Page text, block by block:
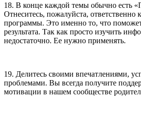
18. В конце каждой темы обычно есть
Отнеситесь, пожалуйста, ответственно
программы. Это именно то, что
результата. Так как просто изучить
недостаточно. Ее нужно применять.
19. Делитесь своими впечатлениями,
проблемами. Вы всегда получите
мотивации в нашем сообществе